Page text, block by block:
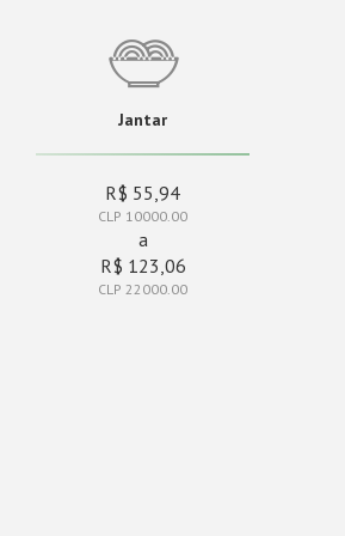
Jantar
R$ 55,94
CLP 10000.00
a
R$ 123,06
CLP 22000.00